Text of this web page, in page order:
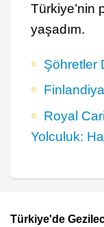
Türkiye’nin
yaşadım.
Şöhretler
Royal
Yolculuk:
Türkiye'de